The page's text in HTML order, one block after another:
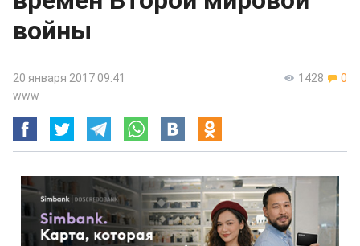
войны
1428 0
20 января 2017 09:41
www